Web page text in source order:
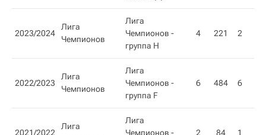
2023/2024
Лига
Чемпионов
Лига
Чемпионов -
группа H
4 221 2
2022/2023
Лига
Чемпионов
Лига
Чемпионов -
группа F
6 484 6
2021/2022
Лига
Лига
Чемпионов -
2 84 1